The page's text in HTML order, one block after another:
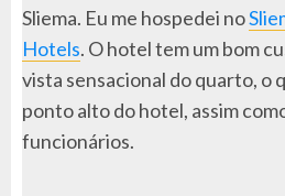
Sliema. Eu me hospedei no
Hotels. O hotel tem um bom
vista sensacional do quarto, o
ponto alto do hotel, assim
funcionários.